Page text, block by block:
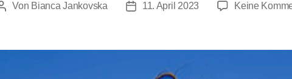
Beitragsautor
Von Bianca Jankovska Beitragsdatum
11. April 2023 Keine